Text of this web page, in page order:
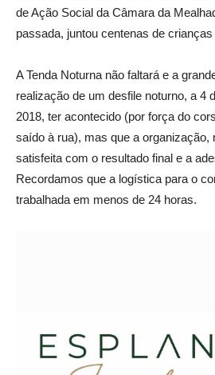
de Ação Social da Câmara da
passada, juntou centenas de
A Tenda Noturna não faltará e a
realização de um desfile noturno, a 4
2018, ter acontecido (por força do
saído à rua), mas que a organização,
satisfeita com o resultado final e a
Recordamos que a logística para o
trabalhada em menos de 24 horas.